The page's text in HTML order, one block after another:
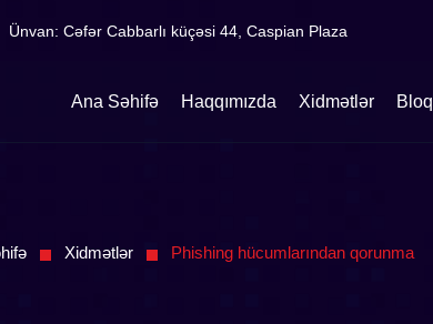
Ünvan: Cəfər Cabbarlı küçəsi 44, Caspian Plaza
Ana Səhifə Haqqımızda Xidmətlər Bloq
Xidmətlər Phishing hücumlarından qorunma